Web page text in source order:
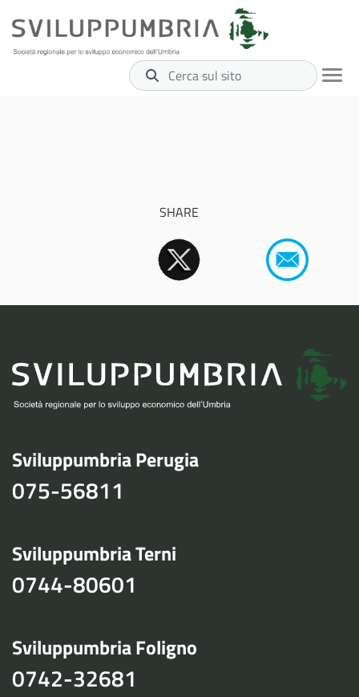
Cerca sul sito
SHARE
Sviluppumbria Perugia
075-56811
Sviluppumbria Terni
0744-80601
Sviluppumbria Foligno
0742-32681